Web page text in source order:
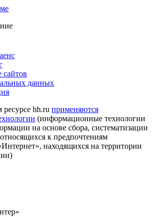
сайтов
данных
hh.ru применяются
(информационные технологии
на основе сбора, систематизации
к предпочтениям
находящихся на территории